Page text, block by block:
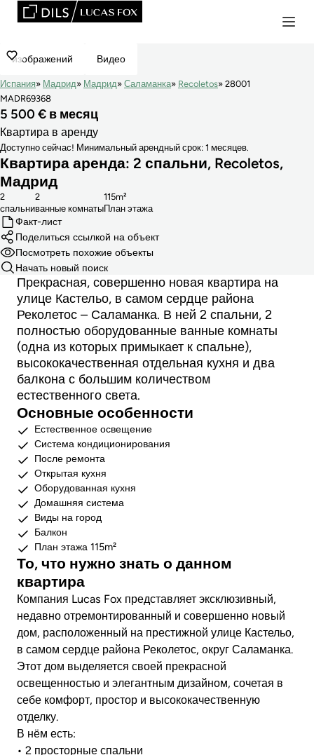
изображений Видео
Испания Мадрид Мадрид Саламанка Recoletos
28001
MADR69368
5 500 € в месяц
Квартира в аренду
Доступно сейчас! Минимальный арендный срок: 1 месяцев.
Квартира аренда: 2 спальни, Recoletos,
Мадрид
cпальни
2
ванные комнаты
2
План этажа
115m²
Факт-лист
Поделиться ссылкой на объект
Посмотреть похожие объекты
Начать новый поиск
Прекрасная, совершенно новая квартира на
улице Кастельо, в самом сердце района
Реколетос – Саламанка. В ней 2 спальни, 2
полностью оборудованные ванные комнаты
(одна из которых примыкает к спальне),
высококачественная отдельная кухня и два
балкона с большим количеством
естественного света.
Основные особенности
Естественное освещение
Система кондиционирования
После ремонта
Открытая кухня
Оборудованная кухня
Домашняя система
Виды на город
Балкон
План этажа 115m²
То, что нужно знать о данном
квартира
Компания Lucas Fox представляет эксклюзивный,
недавно отремонтированный и совершенно новый
дом, расположенный на престижной улице Кастельо,
в самом сердце района Реколетос, округ Саламанка.
Этот дом выделяется своей прекрасной
освещенностью и элегантным дизайном, сочетая в
себе комфорт, простор и высококачественную
отделку.
В нём есть:
• 2 просторные спальни